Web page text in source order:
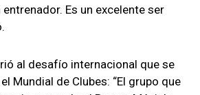
Es un excelente ser
al desafío internacional que se
Mundial de Clubes: “El grupo que